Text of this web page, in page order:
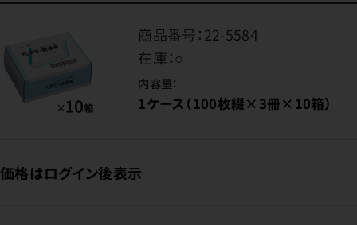
商品番号：22-5584
在庫：○
内容量：
1ケース（100枚綴×3冊×10箱）
価格はログイン後表示